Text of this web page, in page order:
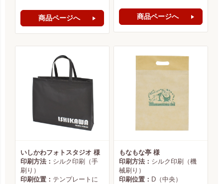
商品ページへ 商品ページへ
いしかわフォトスタジオ 様
印刷方法： シルク印刷（手
刷り）
印刷位置： テンプレートに
もなもな亭 様
印刷方法： シルク印刷（機
械刷り）
印刷位置： D（中央）